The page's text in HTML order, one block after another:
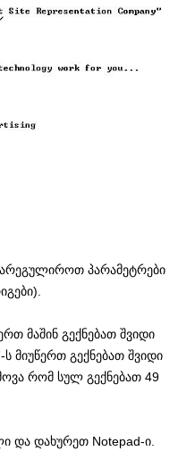
პარამეტრები
მაშინ გექნებათ შვიდი
მიუწერთ გექნებათ შვიდი
რომ სულ გექნებათ 49
და დახურეთ Notepad-ი.